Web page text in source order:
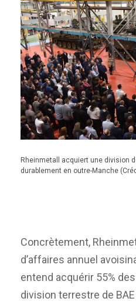
Rheinmetall acquiert une division
durablement en outre-Manche
Concrètement,
d’affaires annuel
entend acquérir 55%
division terrestre de